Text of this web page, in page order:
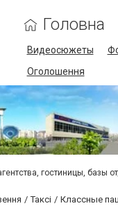
Головна
Видеосюжеты
Оголошення
гостиницы, базы
Таксі Классные